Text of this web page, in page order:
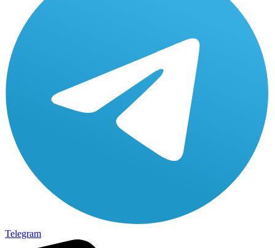
Telegram